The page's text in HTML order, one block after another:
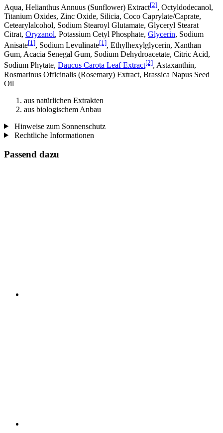
Aqua, Helianthus Annuus (Sunflower) Extract[2], Octyldodecanol,
Titanium Oxides, Zinc Oxide, Silicia, Coco Caprylate/Caprate,
Cetearylalcohol, Sodium Stearoyl Glutamate, Glyceryl Stearat
Citrat, Oryzanol, Potassium Cetyl Phosphate, Glycerin, Sodium
Anisate[1], Sodium Levulinate[1], Ethylhexylglycerin, Xanthan
Gum, Acacia Senegal Gum, Sodium Dehydroacetate, Citric Acid,
Sodium Phytate, Daucus Carota Leaf Extract[2], Astaxanthin,
Rosmarinus Officinalis (Rosemary) Extract, Brassica Napus Seed
Oil
aus natürlichen Extrakten
aus biologischem Anbau
Hinweise zum Sonnenschutz
Rechtliche Informationen
Passend dazu